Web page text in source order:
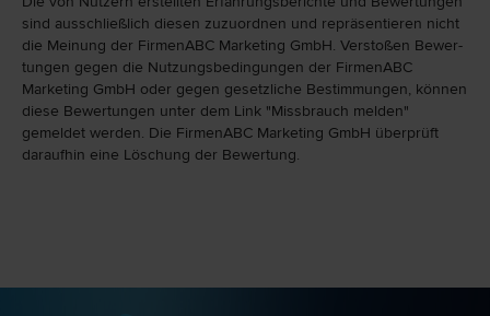
sind ausschließlich diesen zuzu­ord­nen und repräsen­tieren nicht
die Meinung der FirmenABC Marketing GmbH. Verstoßen Bewer­
tungen gegen die Nutzungs­bedingungen der FirmenABC
Marketing GmbH oder gegen gesetzliche Bestim­mungen, können
diese Bewertungen unter dem Link "Miss­brauch melden"
gemeldet werden. Die FirmenABC Marketing GmbH überprüft
daraufhin eine Löschung der Bewertung.